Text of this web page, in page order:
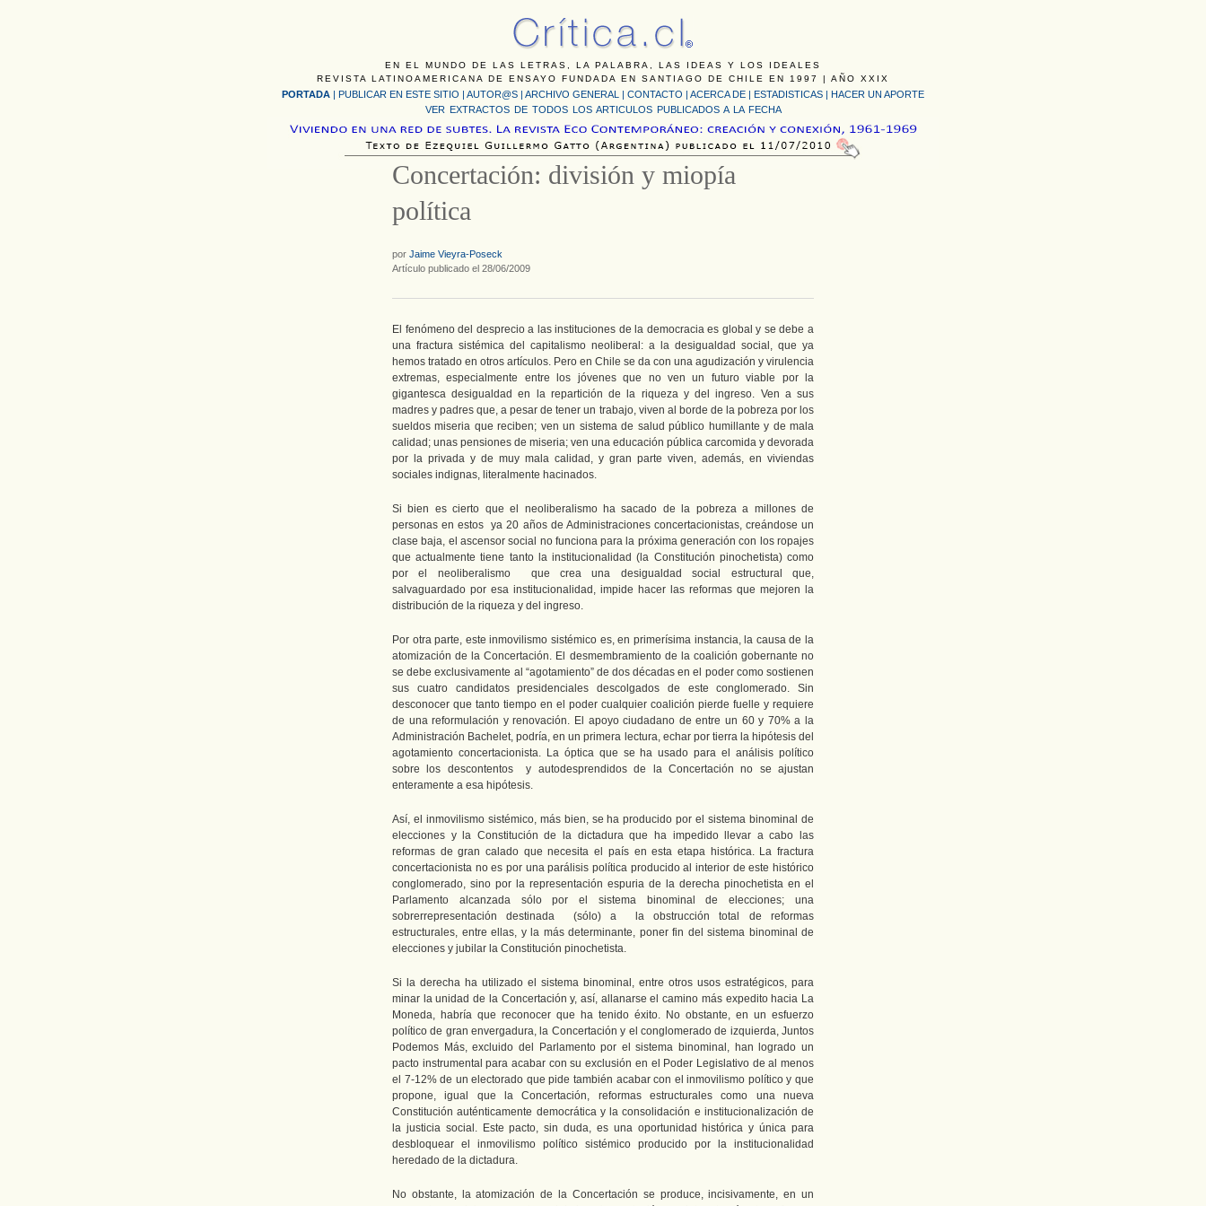
EN EL MUNDO DE LAS LETRAS, LA PALABRA, LAS IDEAS Y LOS IDEALES
REVISTA LATINOAMERICANA DE ENSAYO FUNDADA EN SANTIAGO DE CHILE EN 1997 | AÑO XXIX
PORTADA | PUBLICAR EN ESTE SITIO | AUTOR@S | ARCHIVO GENERAL | CONTACTO | ACERCA DE | ESTADISTICAS | HACER UN APORTE
VER EXTRACTOS DE TODOS LOS ARTICULOS PUBLICADOS A LA FECHA
Concertación: división y miopía
política
por Jaime Vieyra-Poseck
Artículo publicado el 28/06/2009
El fenómeno del desprecio a las instituciones de la democracia es global y se debe a
una fractura sistémica del capitalismo neoliberal: a la desigualdad social, que ya
hemos tratado en otros artículos. Pero en Chile se da con una agudización y virulencia
extremas, especialmente entre los jóvenes que no ven un futuro viable por la
gigantesca desigualdad en la repartición de la riqueza y del ingreso. Ven a sus
madres y padres que, a pesar de tener un trabajo, viven al borde de la pobreza por los
sueldos miseria que reciben; ven un sistema de salud público humillante y de mala
calidad; unas pensiones de miseria; ven una educación pública carcomida y devorada
por la privada y de muy mala calidad, y gran parte viven, además, en viviendas
sociales indignas, literalmente hacinados.
Si bien es cierto que el neoliberalismo ha sacado de la pobreza a millones de
personas en estos ya 20 años de Administraciones concertacionistas, creándose un
clase baja, el ascensor social no funciona para la próxima generación con los ropajes
que actualmente tiene tanto la institucionalidad (la Constitución pinochetista) como
por el neoliberalismo que crea una desigualdad social estructural que,
salvaguardado por esa institucionalidad, impide hacer las reformas que mejoren la
distribución de la riqueza y del ingreso.
Por otra parte, este inmovilismo sistémico es, en primerísima instancia, la causa de la
atomización de la Concertación. El desmembramiento de la coalición gobernante no
se debe exclusivamente al “agotamiento” de dos décadas en el poder como sostienen
sus cuatro candidatos presidenciales descolgados de este conglomerado. Sin
desconocer que tanto tiempo en el poder cualquier coalición pierde fuelle y requiere
de una reformulación y renovación. El apoyo ciudadano de entre un 60 y 70% a la
Administración Bachelet, podría, en un primera lectura, echar por tierra la hipótesis del
agotamiento concertacionista. La óptica que se ha usado para el análisis político
sobre los descontentos y autodesprendidos de la Concertación no se ajustan
enteramente a esa hipótesis.
Así, el inmovilismo sistémico, más bien, se ha producido por el sistema binominal de
elecciones y la Constitución de la dictadura que ha impedido llevar a cabo las
reformas de gran calado que necesita el país en esta etapa histórica. La fractura
concertacionista no es por una parálisis política producido al interior de este histórico
conglomerado, sino por la representación espuria de la derecha pinochetista en el
Parlamento alcanzada sólo por el sistema binominal de elecciones; una
sobrerrepresentación destinada (sólo) a la obstrucción total de reformas
estructurales, entre ellas, y la más determinante, poner fin del sistema binominal de
elecciones y jubilar la Constitución pinochetista.
Si la derecha ha utilizado el sistema binominal, entre otros usos estratégicos, para
minar la unidad de la Concertación y, así, allanarse el camino más expedito hacia La
Moneda, habría que reconocer que ha tenido éxito. No obstante, en un esfuerzo
político de gran envergadura, la Concertación y el conglomerado de izquierda, Juntos
Podemos Más, excluido del Parlamento por el sistema binominal, han logrado un
pacto instrumental para acabar con su exclusión en el Poder Legislativo de al menos
el 7-12% de un electorado que pide también acabar con el inmovilismo político y que
propone, igual que la Concertación, reformas estructurales como una nueva
Constitución auténticamente democrática y la consolidación e institucionalización de
la justicia social. Este pacto, sin duda, es una oportunidad histórica y única para
desbloquear el inmovilismo político sistémico producido por la institucionalidad
heredado de la dictadura.
No obstante, la atomización de la Concertación se produce, incisivamente, en un